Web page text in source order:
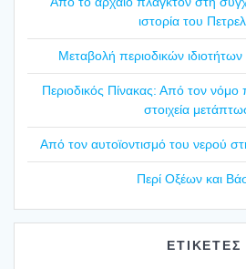
ιστο­ρία του
Mετα­βο­λή περιο­δι­κών
Περιο­δι­κός Πίνα­κας: Από τον νόμο
στοι­χεία
Από τον αυτοϊ­ο­ντι­σμό του νερού
Περί Οξέ­ων και
ΕΤΙΚΕΤΕΣ